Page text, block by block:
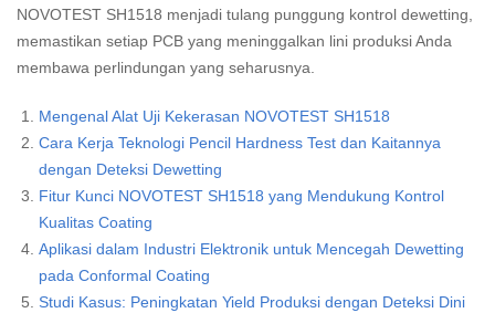
NOVOTEST SH1518 menjadi tulang punggung kontrol dewetting,
memastikan setiap PCB yang meninggalkan lini produksi Anda
membawa perlindungan yang seharusnya.
Mengenal Alat Uji Kekerasan NOVOTEST SH1518
Cara Kerja Teknologi Pencil Hardness Test dan Kaitannya
dengan Deteksi Dewetting
Fitur Kunci NOVOTEST SH1518 yang Mendukung Kontrol
Kualitas Coating
Aplikasi dalam Industri Elektronik untuk Mencegah Dewetting
pada Conformal Coating
Studi Kasus: Peningkatan Yield Produksi dengan Deteksi Dini